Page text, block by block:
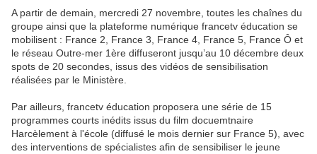
A partir de demain, mercredi 27 novembre, toutes les chaînes du
groupe ainsi que la plateforme numérique francetv éducation se
mobilisent : France 2, France 3, France 4, France 5, France Ô et
le réseau Outre-mer 1ère diffuseront jusqu’au 10 décembre deux
spots de 20 secondes, issus des vidéos de sensibilisation
réalisées par le Ministère.
Par ailleurs, francetv éducation proposera une série de 15
programmes courts inédits issus du film docuemtnaire
Harcèlement à l'école (diffusé le mois dernier sur France 5), avec
des interventions de spécialistes afin de sensibiliser le jeune